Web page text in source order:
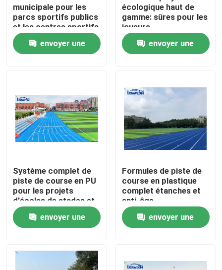
Produits
Vidéos
Visite de l'usine
Contrôle de qualité
Nous contacter
Nouvelles
Demander un devis
municipale pour les
parcs sportifs publics
et les centres sportifs
envoyer une
écologique haut de
gamme: sûres pour les
joueurs,
respectueuses de la
terre
envoyer une
Système complet de
piste de course en PU
pour les projets
d'écoles de stades et
d'installations
sportivesenvoyer une
Formules de piste de
course en plastique
complet étanches et
anti-âge
envoyer une